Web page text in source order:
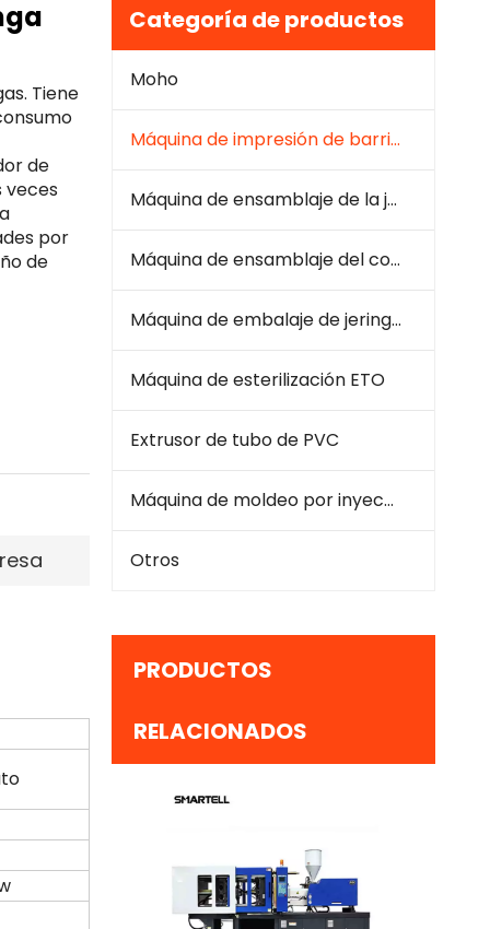
Tiene
de
veces
por
de
Categoría de productos
Moho
Máquina de impresión de barril de jeringa
Máquina de ensamblaje de la jeringa
Máquina de ensamblaje del conjunto de infusión
Máquina de embalaje de jeringa e infusión
Máquina de esterilización ETO
Extrusor de tubo de PVC
Máquina de moldeo por inyección de plástico
Otros
PRODUCTOS
RELACIONADOS